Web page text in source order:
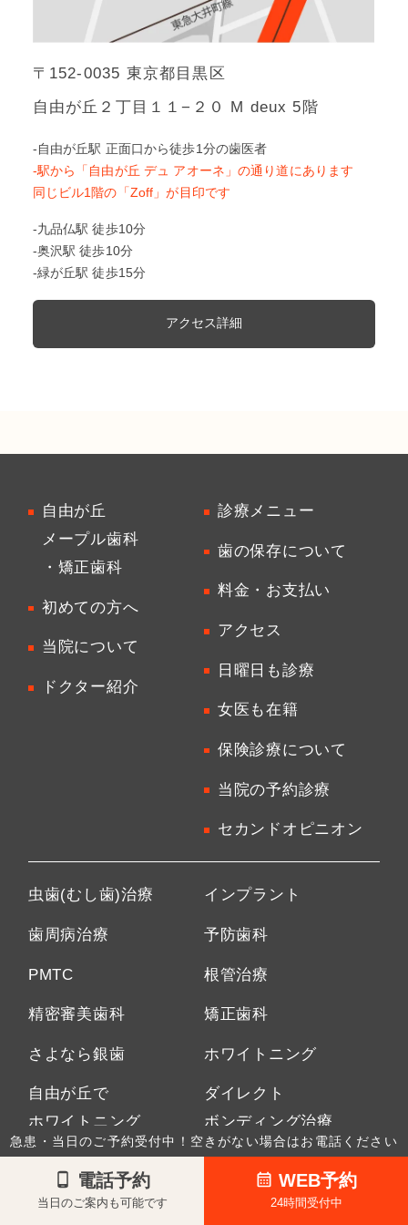
急患・当日のご予約受付中！空きがない場合はお電話ください
電話予約
当日のご案内も可能です
WEB予約
24時間受付中
〒152-0035 東京都目黒区
自由が丘２丁目１１−２０ M deux 5階
-自由が丘駅 正面口から徒歩1分の歯医者
-駅から「自由が丘 デュ アオーネ」の通り道にあります
同じビル1階の「Zoff」が目印です
-九品仏駅 徒歩10分
-奥沢駅 徒歩10分
-緑が丘駅 徒歩15分
アクセス詳細
自由が丘
メープル歯科
・矯正歯科
初めての方へ
当院について
ドクター紹介
診療メニュー
歯の保存について
料金・お支払い
アクセス
日曜日も診療
女医も在籍
保険診療について
当院の予約診療
セカンドオピニオン
虫歯(むし歯)治療 インプラント
歯周病治療 予防歯科
PMTC 根管治療
精密審美歯科 矯正歯科
さよなら銀歯 ホワイトニング
自由が丘で
ホワイトニング
ダイレクト
ボンディング治療
小児矯正 静脈内鎮静法
マウスピース矯正